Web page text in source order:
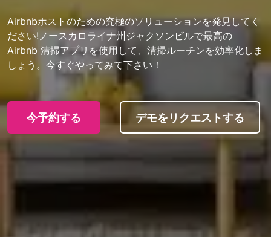
Airbnbホストのための究極のソリューションを発見してく
ださい!ノースカロライナ州ジャクソンビルで最高の
Airbnb 清掃アプリを使用して、清掃ルーチンを効率化しま
しょう。今すぐやってみて下さい！
今予約する デモをリクエストする